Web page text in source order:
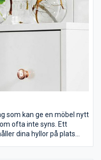
som kan ge en möbel nytt
ofta inte syns. Ett
dina hyllor på plats